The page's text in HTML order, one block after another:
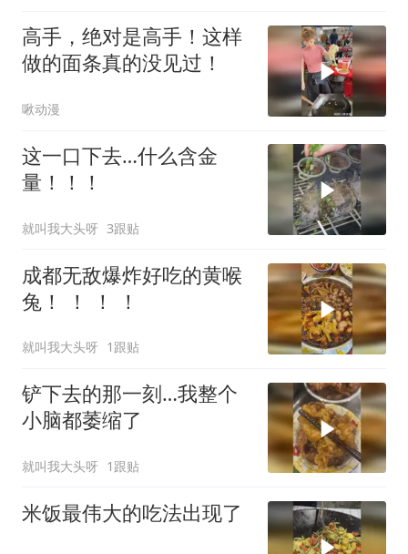
高手，绝对是高手！这样
做的面条真的没见过！
啾动漫
这一口下去…什么含金
量！！！
就叫我大头呀 3跟贴
成都无敌爆炸好吃的黄喉
兔！ ！ ！ ！
就叫我大头呀 1跟贴
铲下去的那一刻…我整个
小脑都萎缩了
就叫我大头呀 1跟贴
米饭最伟大的吃法出现了